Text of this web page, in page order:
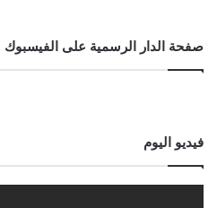
صفحة الدار الرسمية على الفيسبوك
فيديو اليوم